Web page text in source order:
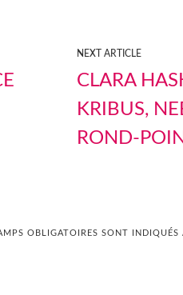
NEXT ARTICLE
CLARA
KRIBUS,
ROND-
OBLIGATOIRES SONT INDIQUÉS